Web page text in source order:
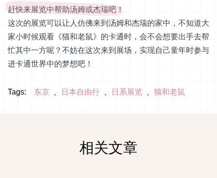
赶快来展览中帮助汤姆或杰瑞吧！
这次的展览可以让人仿佛来到汤姆和杰瑞的家中，不知道大
家小时候观看《猫和老鼠》的卡通时，会不会想要出手去帮
忙其中一方呢？不妨在这次来到展场，实现自己童年时参与
进卡通世界中的梦想吧！
Tags: 东京 日本自由行 日系展览 猫和老鼠
相关文章